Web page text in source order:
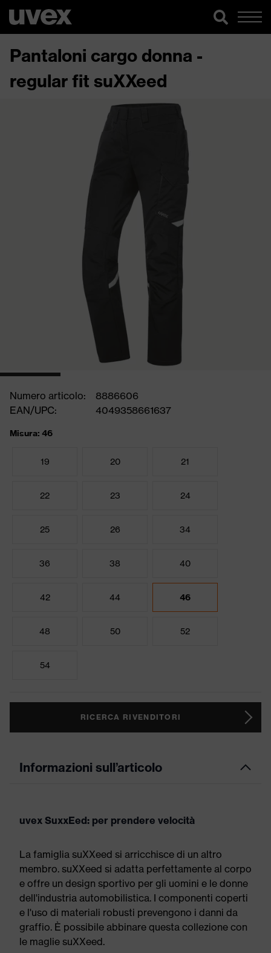
Pantaloni cargo donna -
regular fit suXXeed
Numero articolo:
8886606
EAN/UPC:
4049358661637
Misura: 46
19 20 21
22 23 24
25 26 34
36 38 40
42 44 46
48 50 52
54
RICERCA RIVENDITORI
Informazioni sull’articolo
uvex SuxxEed: per prendere velocità
La famiglia suXXeed si arricchisce di un altro
membro. suXXeed si adatta perfettamente al corpo
e offre un design sportivo per gli uomini e le donne
dell'industria automobilistica. I componenti coperti
e l'uso di materiali robusti prevengono i danni da
graffio. È possibile abbinare questa collezione con
le maglie suXXeed.